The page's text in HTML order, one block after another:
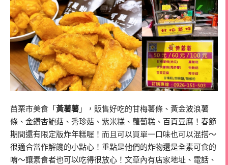
苗栗市美食「 黃薯薯 」，販售好吃的甘梅薯條、黃金波浪薯
條、金鑽杏鮑菇、秀珍菇、紫米糕、蘿蔔糕、百頁豆腐！春節
期間還有限定版炸年糕喔！而且可以買單一口味也可以混搭～
很適合當作解饞的小點心！重點是他們的炸物還是全素可食的
唷～讓素食者也可以吃得很放心！文章內有店家地址、電話、